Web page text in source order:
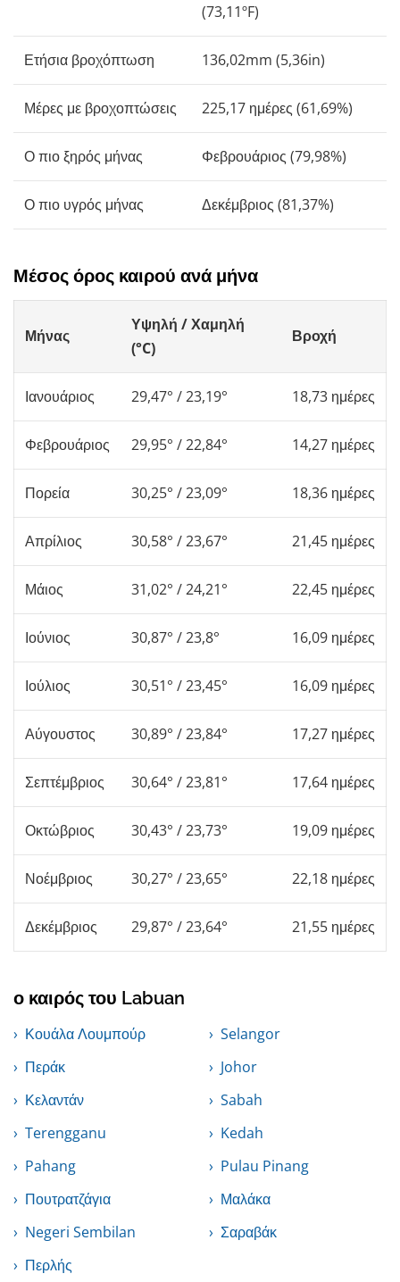
(73,11ºF)
Ετήσια βροχόπτωση 136,02mm (5,36in)
Μέρες με βροχοπτώσεις 225,17 ημέρες (61,69%)
Ο πιο ξηρός μήνας Φεβρουάριος (79,98%)
Ο πιο υγρός μήνας Δεκέμβριος (81,37%)
Μέσος όρος καιρού ανά μήνα
Μήνας
Υψηλή / Χαμηλή
(°C)
Βροχή
Ιανουάριος 29,47° / 23,19° 18,73 ημέρες
Φεβρουάριος 29,95° / 22,84° 14,27 ημέρες
Πορεία 30,25° / 23,09° 18,36 ημέρες
Απρίλιος 30,58° / 23,67° 21,45 ημέρες
Μάιος 31,02° / 24,21° 22,45 ημέρες
Ιούνιος 30,87° / 23,8° 16,09 ημέρες
Ιούλιος 30,51° / 23,45° 16,09 ημέρες
Αύγουστος 30,89° / 23,84° 17,27 ημέρες
Σεπτέμβριος 30,64° / 23,81° 17,64 ημέρες
Οκτώβριος 30,43° / 23,73° 19,09 ημέρες
Νοέμβριος 30,27° / 23,65° 22,18 ημέρες
Δεκέμβριος 29,87° / 23,64° 21,55 ημέρες
ο καιρός του Labuan
Κουάλα Λουμπούρ
Selangor
Περάκ
Johor
Κελαντάν
Sabah
Terengganu
Kedah
Pahang
Pulau Pinang
Πουτρατζάγια
Μαλάκα
Negeri Sembilan
Σαραβάκ
Περλής